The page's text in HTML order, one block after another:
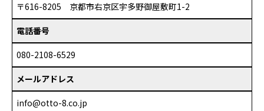
〒616-8205 京都市右京区宇多野御屋敷町1-2
電話番号
080-2108-6529
メールアドレス
info@otto-8.co.jp